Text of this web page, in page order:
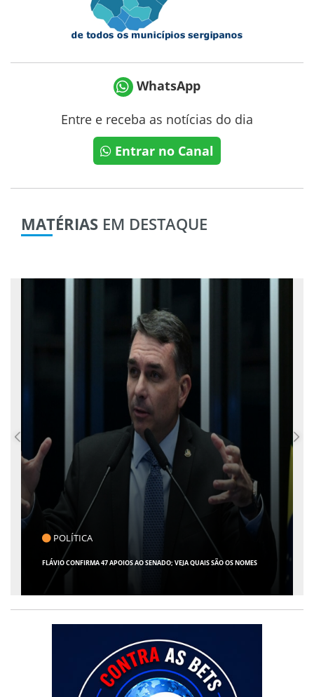
WhatsApp
Entre e receba as notícias do dia
Entrar no Canal
MATÉRIAS EM DESTAQUE
POLÍTICA
FLÁVIO CONFIRMA 47 APOIOS AO SENADO; VEJA QUAIS SÃO OS NOMES